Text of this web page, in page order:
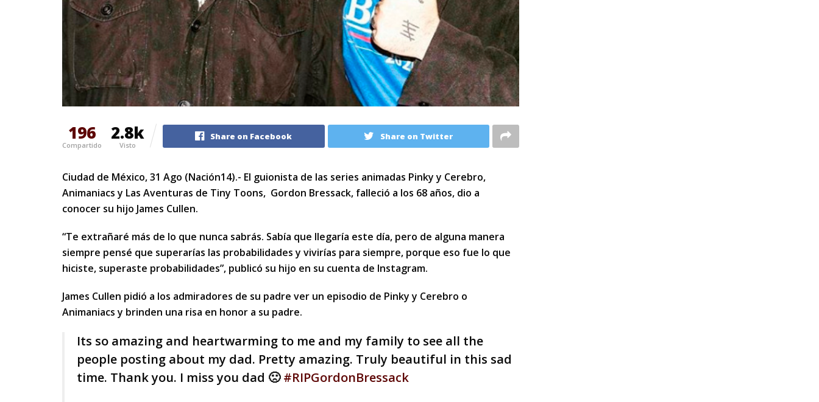
196
Compartido
2.8k
Visto
Share on Facebook Share on Twitter
Ciudad de México, 31 Ago (Nación14).- El guionista de las series animadas Pinky y Cerebro,
Animaniacs y Las Aventuras de Tiny Toons, Gordon Bressack, falleció a los 68 años, dio a
conocer su hijo James Cullen.
“Te extrañaré más de lo que nunca sabrás. Sabía que llegaría este día, pero de alguna manera
siempre pensé que superarías las probabilidades y vivirías para siempre, porque eso fue lo que
hiciste, superaste probabilidades”, publicó su hijo en su cuenta de Instagram.
James Cullen pidió a los admiradores de su padre ver un episodio de Pinky y Cerebro o
Animaniacs y brinden una risa en honor a su padre.
Its so amazing and heartwarming to me and my family to see all the
people posting about my dad. Pretty amazing. Truly beautiful in this sad
time. Thank you. I miss you dad 🙁#RIPGordonBressack